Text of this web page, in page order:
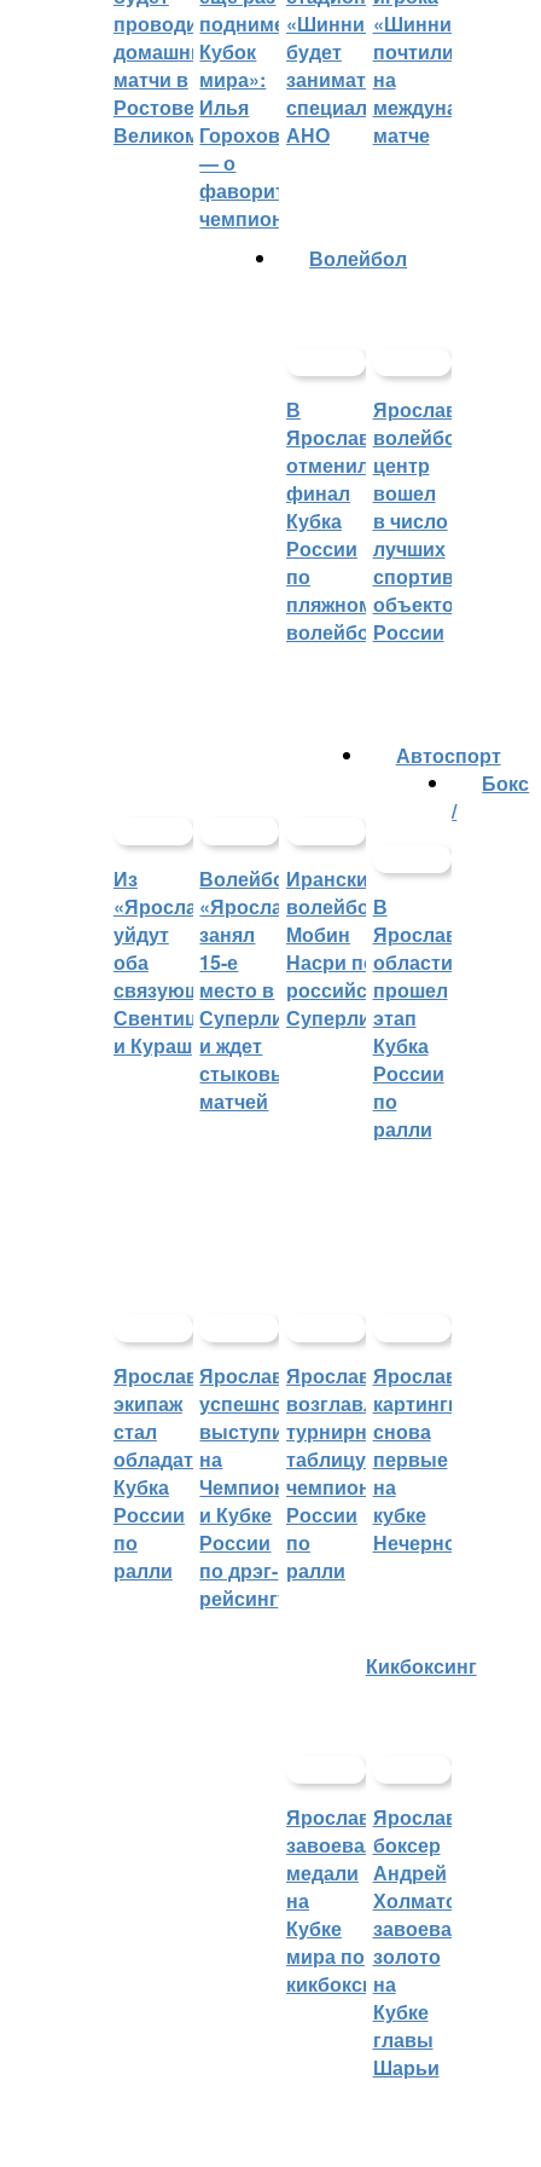
проводить
домашние
матчи в
Ростове
Великом
поднимет
Кубок
мира»:
Илья
Горохов
— о
фаворитах
чемпионата
«Шинник»
будет
заниматься
специальное
АНО
«Шинника»
почтили
на
международном
матче
Волейбол
В
Ярославле
отменили
финал
Кубка
России
по
пляжному
волейболу
Ярославский
волейбольный
центр
вошел
в число
лучших
спортивных
объектов
России
Из
«Ярославича»
уйдут
оба
связующих:
Свентицкис
и Кураш
Волейбольный
«Ярославич»
занял
15-е
место в
Суперлиге
и ждет
стыковых
матчей
Иранский
волейболист
Мобин
Насри покинет
российскую
Суперлигу
Автоспорт
В
Ярославской
области
прошел
этап
Кубка
России
по
ралли
Ярославский
экипаж
стал
обладателем
Кубка
России
по
ралли
Ярославцы
успешно
выступили
на
Чемпионате
и Кубке
России
по дрэг-
рейсингу
Ярославцы
возглавляют
турнирную
таблицу
чемпионата
России
по
ралли
Ярославские
картингисты
снова
первые
на
кубке
Нечерноземья
Бокс
/
Кикбоксинг
Ярославцы
завоевали
медали
на
Кубке
мира по
кикбоксингу
Ярославский
боксер
Андрей
Холматов
завоевал
золото
на
Кубке
главы
Шарьи